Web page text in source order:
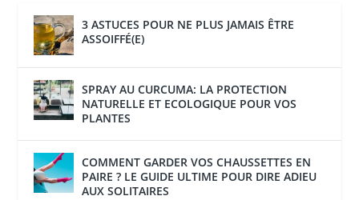
3 ASTUCES POUR NE PLUS JAMAIS ÊTRE
ASSOIFFÉ(E)
SPRAY AU CURCUMA: LA PROTECTION
NATURELLE ET ECOLOGIQUE POUR VOS
PLANTES
COMMENT GARDER VOS CHAUSSETTES EN
PAIRE ? LE GUIDE ULTIME POUR DIRE ADIEU
AUX SOLITAIRES